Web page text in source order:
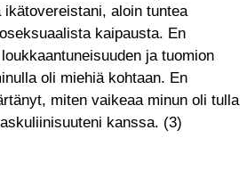
aloin tuntea
kaipausta. En
ja tuomion
oli miehiä kohtaan. En
miten vaikeaa minun oli tulla
kanssa. (3)